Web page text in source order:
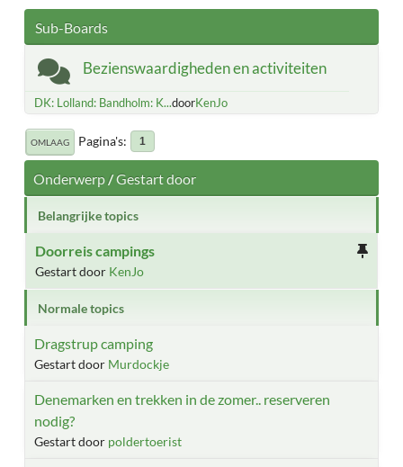
Sub-Boards
Bezienswaardigheden en activiteiten
DK: Lolland: Bandholm: K...doorKenJo
OMLAAG Pagina's 1
Onderwerp/Gestart door
Belangrijke topics
Doorreis campings
Gestart door KenJo
Normale topics
Dragstrup camping
Gestart door Murdockje
Denemarken en trekken in de zomer.. reserveren
nodig?
Gestart door poldertoerist